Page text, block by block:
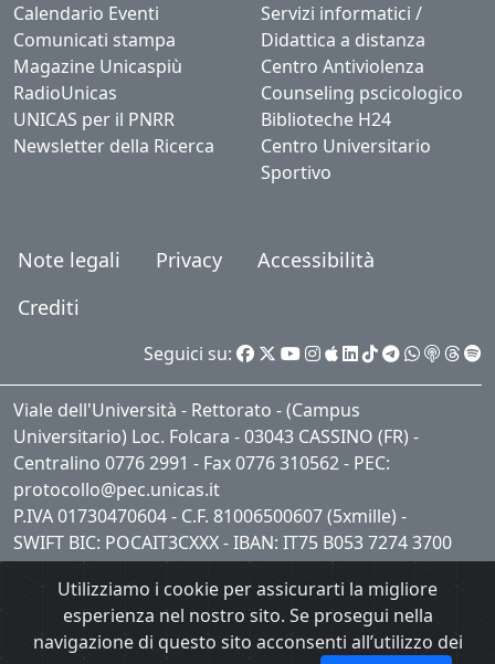
Utilizziamo i cookie per assicurarti la migliore
esperienza nel nostro sito. Se prosegui nella
navigazione di questo sito acconsenti all’utilizzo dei
Calendario Eventi
Comunicati stampa
Magazine Unicaspiù
RadioUnicas
UNICAS per il PNRR
Newsletter della Ricerca
Servizi informatici /
Didattica a distanza
Centro Antiviolenza
Counseling pscicologico
Biblioteche H24
Centro Universitario
Sportivo
Note legali Privacy
Accessibilità
Crediti
Seguici su:
Viale dell'Università - Rettorato - (Campus
Universitario) Loc. Folcara - 03043 CASSINO (FR) -
Centralino 0776 2991 - Fax 0776 310562 - PEC:
protocollo@pec.unicas.it
P.IVA 01730470604 - C.F. 81006500607 (5xmille) -
SWIFT BIC: POCAIT3CXXX - IBAN: IT75 B053 7274 3700
0001 0409 621